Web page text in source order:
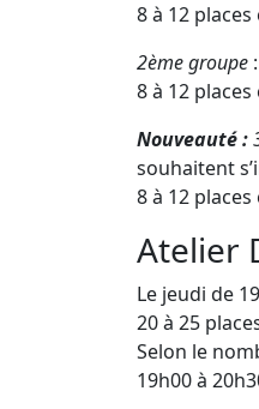
8 à 12
2ème groupe
8 à 12
Nouveauté :
souhaitent
8 à 12
Atelier
Le jeudi de
20 à 25
Selon le
19h00 à